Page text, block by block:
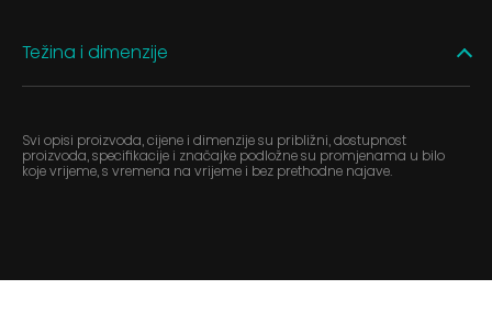
Težina i dimenzije
Svi opisi proizvoda, cijene i dimenzije su približni, dostupnost
proizvoda, specifikacije i značajke podložne su promjenama u bilo
koje vrijeme, s vremena na vrijeme i bez prethodne najave.